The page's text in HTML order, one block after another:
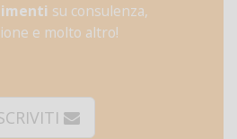
su consulenza,
e molto altro!